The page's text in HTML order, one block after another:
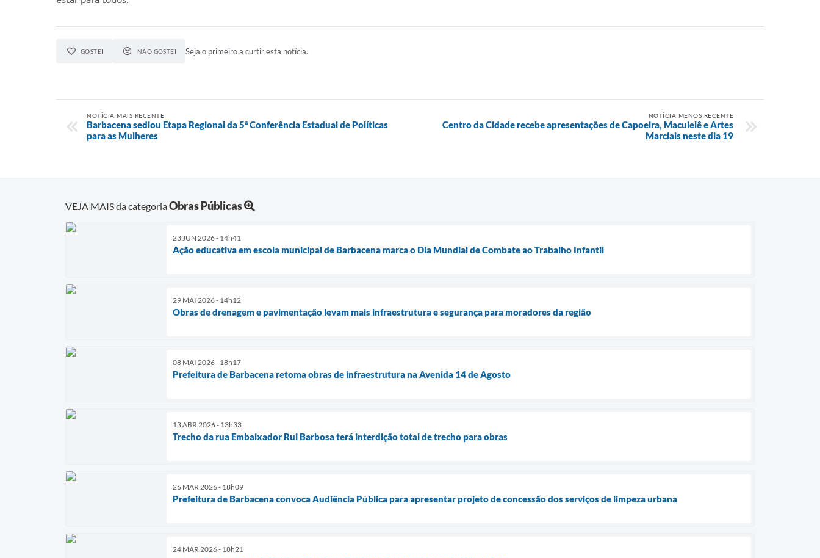
GOSTEI NÃO GOSTEI Seja o primeiro a curtir esta notícia.
NOTÍCIA MAIS RECENTE
Barbacena sediou Etapa Regional da 5ª Conferência Estadual de Políticas
para as Mulheres
NOTÍCIA MENOS RECENTE
Centro da Cidade recebe apresentações de Capoeira, Maculelê e Artes
Marciais neste dia 19
VEJA MAIS da categoriaObras Públicas
23 JUN 2026 - 14h41
Ação educativa em escola municipal de Barbacena marca o Dia Mundial de Combate ao Trabalho Infantil
29 MAI 2026 - 14h12
Obras de drenagem e pavimentação levam mais infraestrutura e segurança para moradores da região
08 MAI 2026 - 18h17
Prefeitura de Barbacena retoma obras de infraestrutura na Avenida 14 de Agosto
13 ABR 2026 - 13h33
Trecho da rua Embaixador Rui Barbosa terá interdição total de trecho para obras
26 MAR 2026 - 18h09
Prefeitura de Barbacena convoca Audiência Pública para apresentar projeto de concessão dos serviços de limpeza urbana
24 MAR 2026 - 18h21